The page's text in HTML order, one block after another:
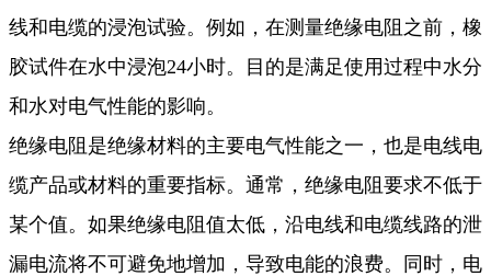
线和电缆的浸泡试验。例如，在测量绝缘电阻之前，橡
胶试件在水中浸泡24小时。目的是满足使用过程中水分
和水对电气性能的影响。
绝缘电阻是绝缘材料的主要电气性能之一，也是电线电
缆产品或材料的重要指标。通常，绝缘电阻要求不低于
某个值。如果绝缘电阻值太低，沿电线和电缆线路的泄
漏电流将不可避免地增加，导致电能的浪费。同时，电